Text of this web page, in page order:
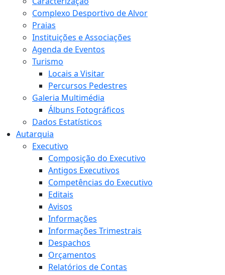
Complexo Desportivo de Alvor
Praias
Instituições e Associações
Agenda de Eventos
Turismo
Locais a Visitar
Percursos Pedestres
Galeria Multimédia
Álbuns Fotográficos
Dados Estatísticos
Autarquia
Executivo
Composição do Executivo
Antigos Executivos
Competências do Executivo
Editais
Avisos
Informações
Informações Trimestrais
Despachos
Orçamentos
Relatórios de Contas